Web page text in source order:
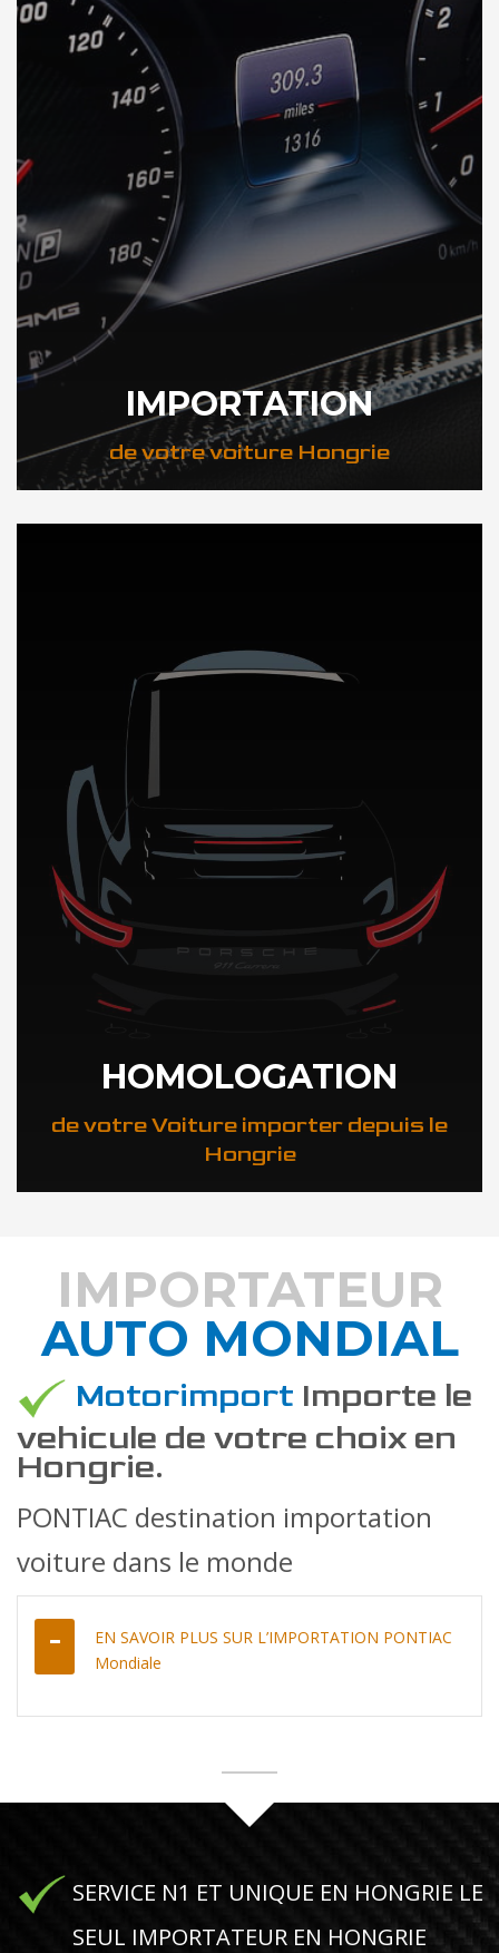
IMPORTATION
de votre voiture Hongrie
DÉCOUVREZ NOTRE IMPORTATION AUTO en Hongrie
HOMOLOGATION
de votre Voiture importer depuis le
Hongrie
DÉCOUVREZ COMMENT
IMPORTATEUR
AUTO MONDIAL
Motorimport Importe le
vehicule de votre choix en
Hongrie.
PONTIAC destination importation
voiture dans le monde
EN SAVOIR PLUS SUR L’IMPORTATION PONTIAC
Mondiale
SERVICE N1 ET UNIQUE EN HONGRIE LE
SEUL IMPORTATEUR EN HONGRIE